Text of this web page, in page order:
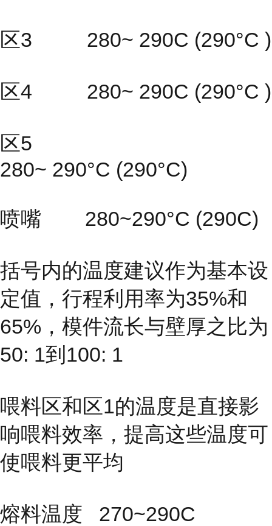
区3 280~ 290C (290°C )
区4 280~ 290C (290°C )
区5
280~ 290°C (290°C)
喷嘴 280~290°C (290C)
括号内的温度建议作为基本设
定值，行程利用率为35%和
65%，模件流长与壁厚之比为
50: 1到100: 1
喂料区和区1的温度是直接影
响喂料效率，提高这些温度可
使喂料更平均
熔料温度 270~290C